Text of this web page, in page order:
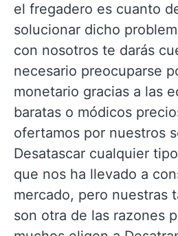
el fregadero es cuanto
solucionar dicho
con nosotros te darás
necesario preocuparse
monetario gracias a las
baratas o módicos
ofertamos por nuestros
Desatascar cualquier
que nos ha llevado a
mercado, pero nuestras
son otra de las razones